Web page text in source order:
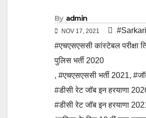
By admin
NOV 17, 2021
#एचएसएससी कांस्टेबल परीक्षा
पुलिस भर्ती 2020
, #एचएसएससी भर्ती 2021,
#डीसी रेट जॉब इन हरयाणा
#डीसी रेट जॉब इन हरयाणा